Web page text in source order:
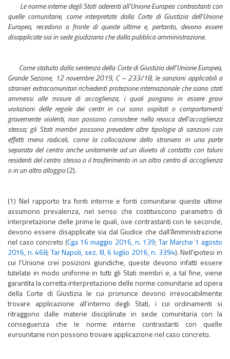
Le norme interne degli Stati aderenti all’Unione Europea contrastanti con
quelle comunitarie, come interpretate dalla Corte di Giustizia dell’Unione
Europea, recedono a fronte di queste ultime e, pertanto, devono essere
disapplicate sia in sede giudiziaria che dalla pubblica amministrazione.
Come statuito dalla sentenza della Corte di Giustizia dell’Unione Europea,
Grande Sezione, 12 novembre 2019, C – 233/18, le sanzioni applicabili a
stranieri extracomunitari richiedenti protezione internazionale che siano stati
ammessi alle misure di accoglienza, i quali pongano in essere gravi
violazioni delle regole dei centri in cui sono ospitati o comportamenti
gravemente violenti, non possono consistere nella revoca dell’accoglienza
stessa; gli Stati membri possono prevedere altre tipologie di sanzioni con
effetti meno radicali, come la collocazione dello straniero in una parte
separata del centro anche unitamente ad un divieto di contatto con taluni
residenti del centro stesso o il trasferimento in un altro centro di accoglienza
o in un altro alloggio(2).
(1) Nel rapporto tra fonti interne e fonti comunitarie queste ultime
assumono prevalenza, nel senso che costituiscono parametro di
interpretazione delle prime le quali, ove contrastanti con le seconde,
devono essere disapplicate sia dal Giudice che dall’Amministrazione
nel caso concreto (Cga 16 maggio 2016, n. 139; Tar Marche 1 agosto
2016, n. 468; Tar Napoli, sez. III, 6 luglio 2016, n. 3394). Nell’ipotesi in
cui l’Unione crei posizioni giuridiche, queste devono infatti essere
tutelate in modo uniforme in tutti gli Stati membri e, a tal fine, viene
garantita la corretta interpretazione delle norme comunitarie ad opera
della Corte di Giustizia le cui pronunce devono irrevocabilmente
trovare applicazione all’interno degli Stati, i cui ordinamenti si
ritraggono dalle materie disciplinate in sede comunitaria con la
conseguenza che le norme interne contrastanti con quelle
eurounitarie non possono trovare applicazione nel caso concreto.